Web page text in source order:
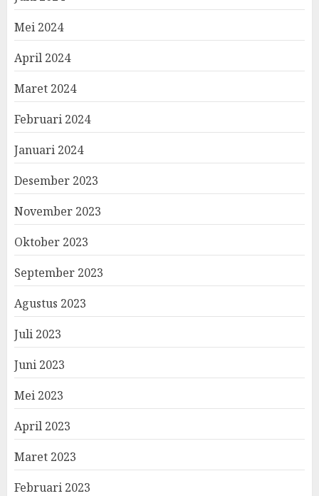
Mei 2024
April 2024
Maret 2024
Februari 2024
Januari 2024
Desember 2023
November 2023
Oktober 2023
September 2023
Agustus 2023
Juli 2023
Juni 2023
Mei 2023
April 2023
Maret 2023
Februari 2023